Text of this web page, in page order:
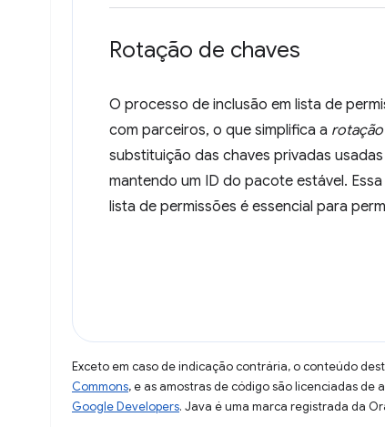
Rotação de chaves
O processo de inclusão em lista de
com parceiros, o que simplifica a
substituição das chaves privadas
mantendo um ID do pacote estável.
lista de permissões é essencial para
Exceto em caso de indicação contrária, o conteúdo
Commons, e as amostras de código são licenciadas de
Google Developers. Java é uma marca registrada da